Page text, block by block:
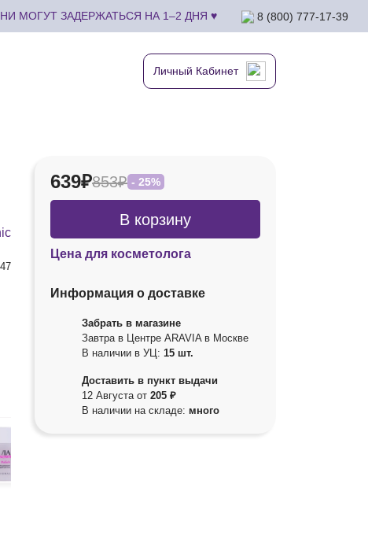
МОГУТ ЗАДЕРЖАТЬСЯ НА 1–2 ДНЯ ♥ 8 (800) 777-17-39
Личный Кабинет
639₽853₽ - 25%
В корзину
Цена для косметолога
Информация о доставке
Забрать в магазине
Завтра в Центре ARAVIA в Москве
В наличии в УЦ:15 шт.
Доставить в пункт выдачи
12 Августа от205 ₽
В наличии на складе: много